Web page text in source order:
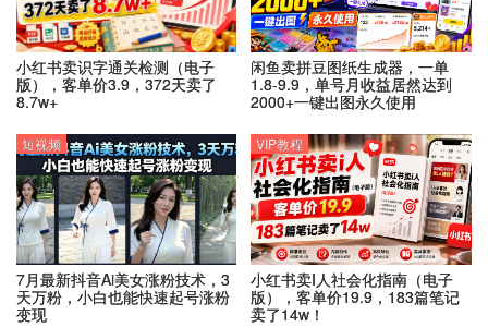
小红书卖识字通关检测（电子
版），客单价3.9，372天卖了
8.7w+
闲鱼卖拼豆图纸生成器，一单
1.8-9.9，单号月收益居然达到
2000+一键出图永久使用
7月最新抖音Ai美女涨粉技术，3
天万粉，小白也能快速起号涨粉
变现
短视频
小红书卖I人社会化指南（电子
版），客单价19.9，183篇笔记
卖了14w！
VIP教程